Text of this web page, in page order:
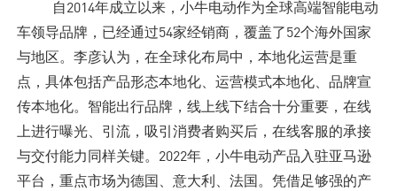
查询体验店
服务支持
自2014年成立以来，小牛电动作为全球高端智能电动
车领导品牌，已经通过54家经销商，覆盖了52个海外国家
与地区。李彦认为，在全球化布局中，本地化运营是重
点，具体包括产品形态本地化、运营模式本地化、品牌宣
传本地化。智能出行品牌，线上线下结合十分重要，在线
上进行曝光、引流，吸引消费者购买后，在线客服的承接
与交付能力同样关键。2022年，小牛电动产品入驻亚马逊
平台，重点市场为德国、意大利、法国。凭借足够强的产